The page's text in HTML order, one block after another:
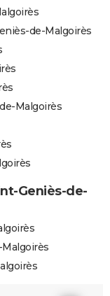
de-Malgoirès
Malgoirès
Geniès-de-